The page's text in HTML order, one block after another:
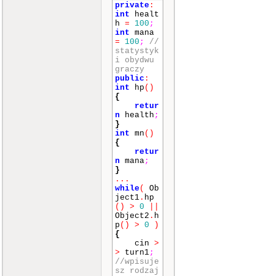
private :
int healt
h = 100 ;
int mana
=
100 ;
//
statystyk
i obydwu
graczy
public :
int hp ()
{
retur
n health ;
}
int mn ()
{
retur
n mana;
}
...
while(
Ob
ject1 . hp
()
> 0
Object2 . h
p () > 0
)
{
cin >
> turn1;
//wpisuje
sz rodzaj